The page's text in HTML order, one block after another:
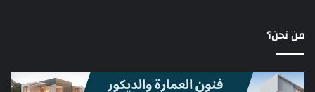
من نحن؟